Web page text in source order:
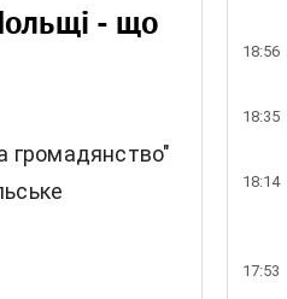
- що
громадянство"
18:56
18:35
18:14
17:53